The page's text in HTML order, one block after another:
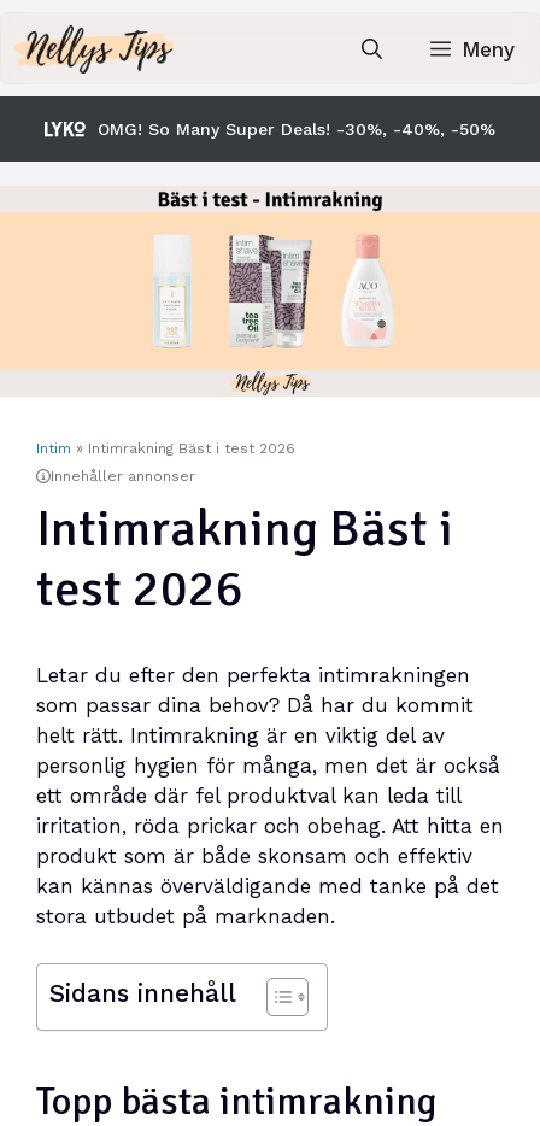
till
innehåll
Meny
OMG! So Many Super Deals! -30%, -40%, -50%
Intim » Intimrakning Bäst i test 2026
Innehåller annonser
Intimrakning Bäst i
test 2026
Letar du efter den perfekta intimrakningen
som passar dina behov? Då har du kommit
helt rätt. Intimrakning är en viktig del av
personlig hygien för många, men det är också
ett område där fel produktval kan leda till
irritation, röda prickar och obehag. Att hitta en
produkt som är både skonsam och effektiv
kan kännas överväldigande med tanke på det
stora utbudet på marknaden.
Sidans innehåll
Topp bästa intimrakning